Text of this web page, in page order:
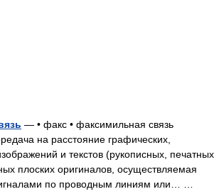
— • факс • факсимильная связь
на расстояние графических,
и текстов (рукописных, печатных
плоских оригиналов, осуществляемая
по проводным линиям или… …